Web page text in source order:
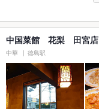
中国菜館 花梨 田宮店
中華 徳島駅